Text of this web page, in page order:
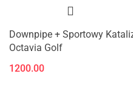
Downpipe + Sportowy
Octavia Golf
1200.00